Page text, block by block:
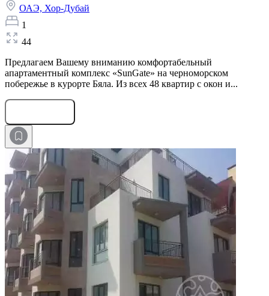
ОАЭ, Хор-Дубай
1
44
Предлагаем Вашему вниманию комфортабельный
апартаментный комплекс «SunGate» на черноморском
побережье в курорте Бяла. Из всех 48 квартир с окон и...